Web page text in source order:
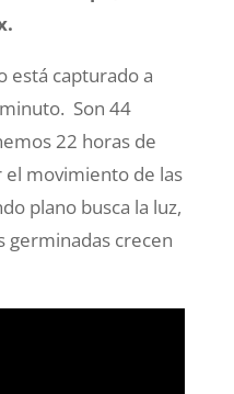
está capturado a
Son 44
22 horas de
el movimiento de las
plano busca la luz,
germinadas crecen